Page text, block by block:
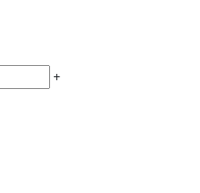
+